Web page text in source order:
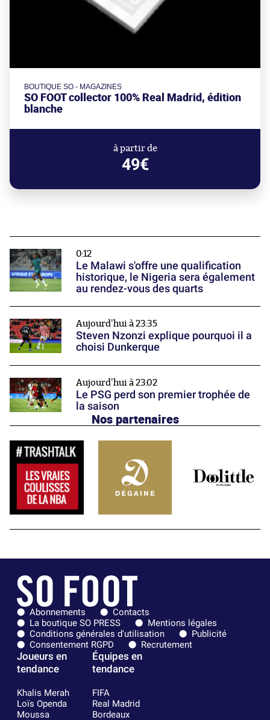
BOUTIQUE SO - MAGAZINES
SO FOOT collector 100% Real Madrid, édition
blanche
à partir de
49€
0:12
Le Malawi s'offre une qualification
historique, le Nigeria sera également
au rendez-vous des quarts
Aujourd'hui à 23:35
Steven Nzonzi explique pourquoi il a
choisi Dunkerque
Aujourd'hui à 23:02
Le PSG perd son premier trophée de
la saison
Nos partenaires
Abonnements
Contacts
La boutique SO PRESS
Mentions légales
Conditions générales d'utilisation
Publicité
Consentement RGPD
Recrutement
Joueurs en
tendance
Khalis Merah
Loïs Openda
Moussa
Équipes en
tendance
FIFA
Real Madrid
Bordeaux